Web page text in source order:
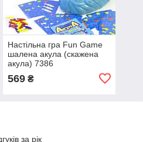
Настільна гра Fun Game
шалена акула (скажена
акула) 7386
569₴
за рік